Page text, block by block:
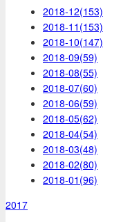
2018-12(153)
2018-11(153)
2018-10(147)
2018-09(59)
2018-08(55)
2018-07(60)
2018-06(59)
2018-05(62)
2018-04(54)
2018-03(48)
2018-02(80)
2018-01(96)
2017